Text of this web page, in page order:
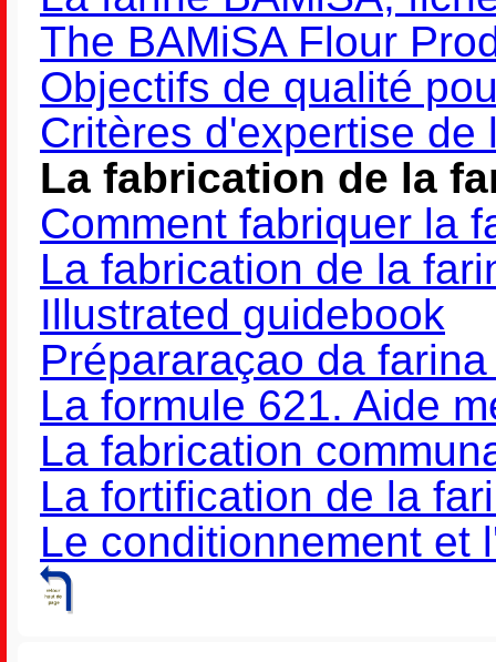
The BAMiSA Flour
Objectifs de qualité
Critères d'expertise
La fabrication de la
Comment fabriquer la
La fabrication de la
Illustrated guidebook
Prépararaçao da
La formule 621. Aide
La fabrication
La fortification de la
Le conditionnement et